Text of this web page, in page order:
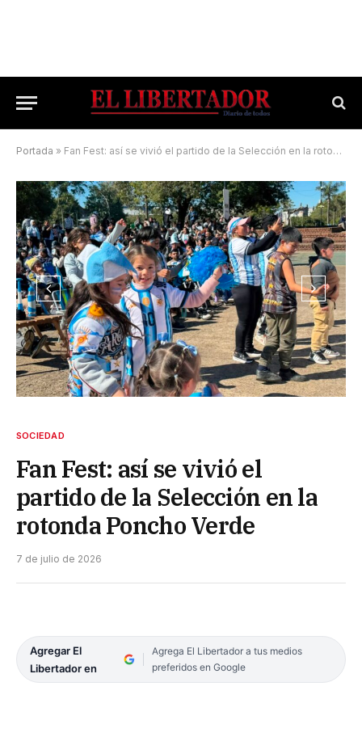
Portada » Fan Fest: así se vivió el partido de la Selección en la rotonda Poncho Verde
SOCIEDAD
Fan Fest: así se vivió el
partido de la Selección en la
rotonda Poncho Verde
7 de julio de 2026
Agregar El
Libertador en
Agrega El Libertador a tus medios
preferidos en Google